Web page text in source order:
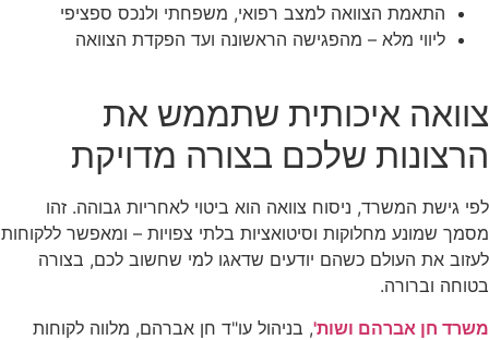
התאמת הצוואה למצב רפואי, משפחתי ולנכס ספציפי
ליווי מלא – מהפגישה הראשונה ועד הפקדת הצוואה
צוואה איכותית שתממש את
הרצונות שלכם בצורה מדויקת
לפי גישת המשרד, ניסוח צוואה הוא ביטוי לאחריות גבוהה. זהו
מסמך שמונע מחלוקות וסיטואציות בלתי צפויות – ומאפשר ללקוחות
לעזוב את העולם כשהם יודעים שדאגו למי שחשוב לכם, בצורה
בטוחה וברורה.
משרד חן אברהם ושות', בניהול עו"ד חן אברהם, מלווה לקוחות